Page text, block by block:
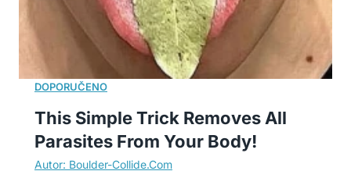
This Simple Trick Removes All
Parasites From Your Body!